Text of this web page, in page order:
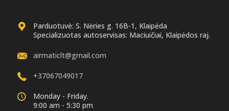
Parduotuvė: S. Nėries g. 16B-1, Klaipėda
Specializuotas autoservisas: Maciuičiai, Klaipėdos raj.
airmaticlt@gmail.com
+37067049017
Monday - Friday.
9:00 am - 5:30 pm